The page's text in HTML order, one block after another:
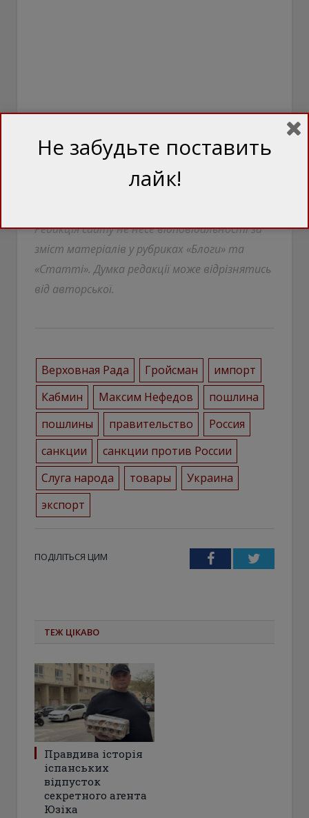
Александр Суков / Деловая
Редакція сайту не несе відповідальності за
зміст матеріалів у рубриках «Блоги» та
«Статті». Думка редакції може відрізнятись
від авторської.
Верховная Рада Гройсман
импорт
Кабмин
Максим Нефедов
пошлина
пошлины
правительство
Россия
санкции
санкции против России
Слуга народа
товары
Украина
экспорт
ПОДІЛІТЬСЯ ЦИМ FacebookTwitter
ТЕЖ ЦІКАВО
Правдива історія
іспанських
відпусток
секретного агента
Юзіка
Не забудьте поставить
лайк!